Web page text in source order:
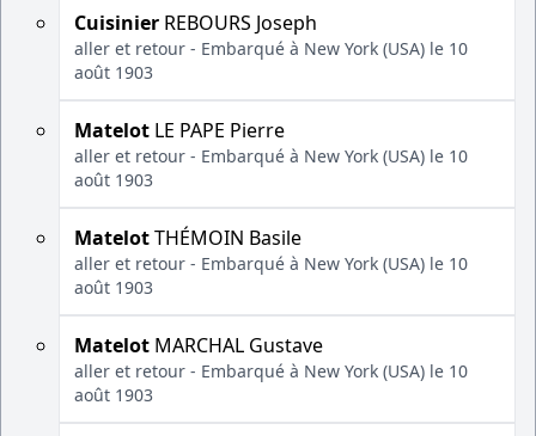
Cuisinier REBOURS Joseph
aller et retour - Embarqué à New York (USA) le 10
août 1903
Matelot LE PAPE Pierre
aller et retour - Embarqué à New York (USA) le 10
août 1903
MatelotTHÉMOIN Basile
aller et retour - Embarqué à New York (USA) le 10
août 1903
Matelot MARCHAL Gustave
aller et retour - Embarqué à New York (USA) le 10
août 1903